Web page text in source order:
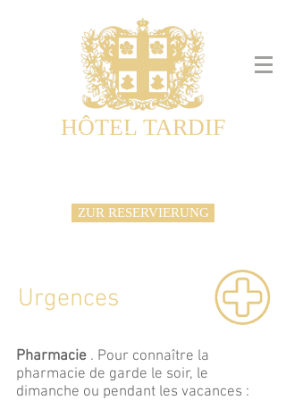
HÔTEL TARDIF
Noble Guesthouse
ZUR RESERVIERUNG
Urgences
Pharmacie . Pour connaître la
pharmacie de garde le soir, le
dimanche ou pendant les vacances :